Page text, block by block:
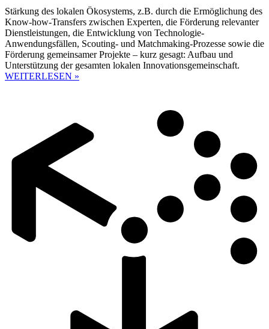
Stärkung des lokalen Ökosystems, z.B. durch die Ermöglichung des
Know-how-Transfers zwischen Experten, die Förderung relevanter
Dienstleistungen, die Entwicklung von Technologie-
Anwendungsfällen, Scouting- und Matchmaking-Prozesse sowie die
Förderung gemeinsamer Projekte – kurz gesagt: Aufbau und
Unterstützung der gesamten lokalen Innovationsgemeinschaft.
WEITERLESEN »